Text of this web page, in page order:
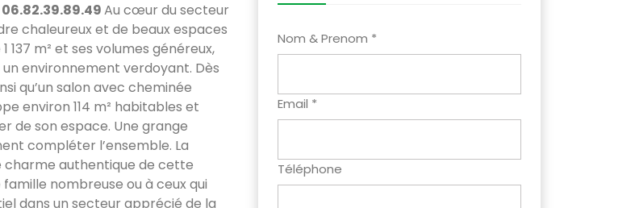
06.82.39.89.49Au cœur du secteur
chaleureux et de beaux espaces
m² et ses volumes généreux,
environnement verdoyant. Dès
qu’un salon avec cheminée
environ 114 m² habitables et
de son espace. Une grange
compléter l’ensemble. La
charme authentique de cette
nombreuse ou à ceux qui
dans un secteur apprécié de la
Nom & Prenom *
Email *
Téléphone